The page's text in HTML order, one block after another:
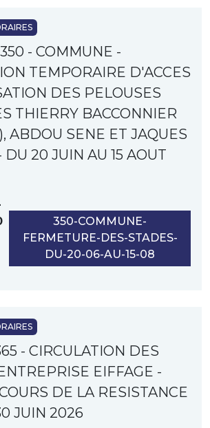
- COMMUNE -
TEMPORAIRE D'ACCES
DES PELOUSES
THIERRY BACCONNIER
ABDOU SENE ET JAQUES
20 JUIN AU 15 AOUT
350-COMMUNE-
FERMETURE-DES-STADES-
DU-20-06-AU-15-08
- CIRCULATION DES
EIFFAGE -
DE LA RESISTANCE
JUIN 2026